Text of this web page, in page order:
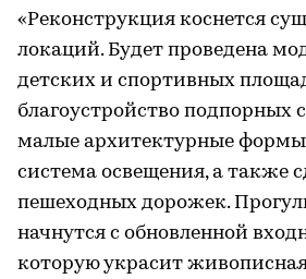
«Реконструкция коснется
локаций. Будет проведена
детских и спортивных
благоустройство подпорных
малые архитектурные
система освещения, а также
пешеходных дорожек.
начнутся с обновленной
которую украсит